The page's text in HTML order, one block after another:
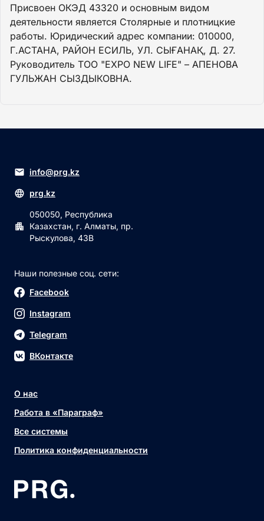
Присвоен ОКЭД 43320 и основным видом
деятельности является Столярные и плотницкие
работы. Юридический адрес компании: 010000,
Г.АСТАНА, РАЙОН ЕСИЛЬ, УЛ. СЫҒАНАҚ, Д. 27.
Руководитель ТОО "EXPO NEW LIFE" – АПЕНОВА
ГУЛЬЖАН СЫЗДЫКОВНА.
info@prg.kz
prg.kz
050050, Республика
Казахстан, г. Алматы, пр.
Рыскулова, 43В
Наши полезные соц. сети:
Facebook
Instagram
Telegram
ВКонтакте
О нас
Работа в «Параграф»
Все системы
Политика конфиденциальности